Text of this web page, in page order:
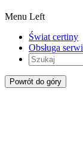
Menu Left
Świat certiny
Obsługa
Powrót do góry